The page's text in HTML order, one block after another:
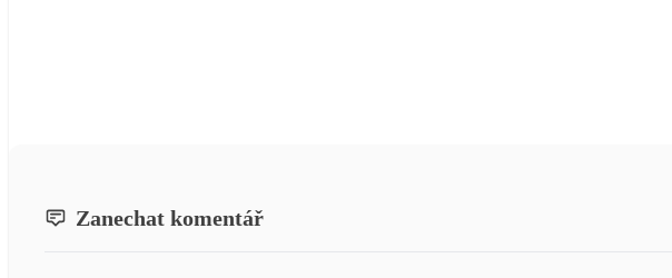
Zanechat komentář